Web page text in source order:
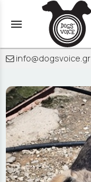
menu
info@dogsvoice.gr